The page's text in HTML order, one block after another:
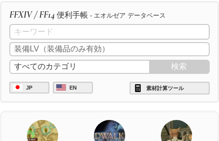
FFXIV / FF14 便利手帳 - エオルゼア データベース
JP EN 素材計算ツール